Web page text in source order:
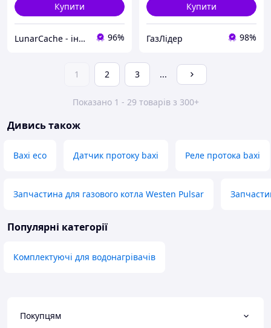
Купити
LunarCache - інтернет магазин автотюнінгу та запчастин для побутової техніки 96%
Купити
ГазЛiдер 98%
1 2 3 ...
Показано 1 - 29 товарів з 300+
Дивись також
Baxi eco Датчик протоку baxi Реле протока baxi
Запчастина для газового котла Westen Pulsar
Популярні категорії
Комплектуючі для водонагрівачів
Покупцям